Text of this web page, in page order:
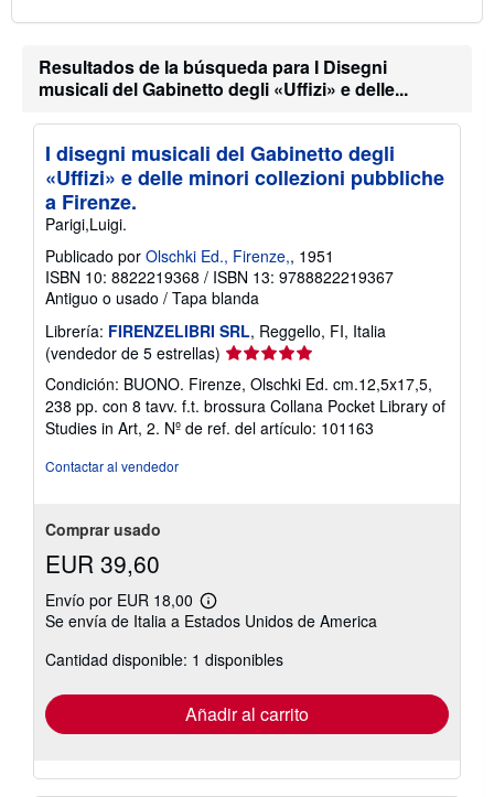
Resultados de la búsqueda para I Disegni
musicali del Gabinetto degli «Uffizi» e delle...
I disegni musicali del Gabinetto degli
«Uffizi» e delle minori collezioni pubbliche
a Firenze.
Parigi,Luigi.
Publicado por Olschki Ed., Firenze,, 1951
ISBN 10: 8822219368 / ISBN 13: 9788822219367
Antiguo o usado / Tapa blanda
Librería: FIRENZELIBRI SRL, Reggello, FI, Italia
(vendedor de 5 estrellas) Calificación
vendedor:
5
de
Condición: BUONO. Firenze, Olschki Ed. cm.12,5x17,5,
238 pp. con 8 tavv. f.t. brossura Collana Pocket Library of
Studies in Art, 2. Nº de ref. del artículo: 101163
Contactar al vendedor
Comprar usado
EUR 39,60
Envío por EUR 18,00
Más
información
las
tarifas
envío
Se envía de Italia a Estados Unidos de America
Cantidad disponible: 1 disponibles
Añadir al carrito